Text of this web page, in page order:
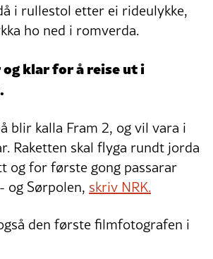
i rullestol etter ei rideulykke,
ho ned i romverda.
og klar for å reise ut i
blir kalla Fram 2, og vil vara i
Raketten skal flyga rundt jorda
og for første gong passarar
og Sørpolen, skriv NRK.
den første filmfotografen i